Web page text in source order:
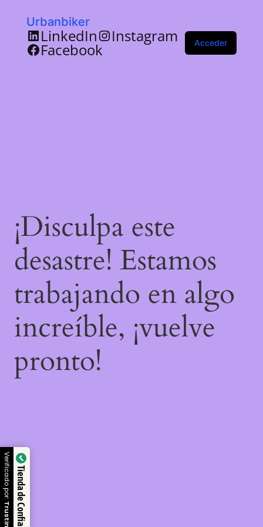
Urbanbiker
LinkedIn Instagram
Facebook Acceder
¡Disculpa este
desastre! Estamos
trabajando en algo
increíble, ¡vuelve
pronto!
Tienda de Confianza
Verificado por: